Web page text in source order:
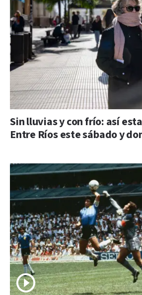
Sin lluvias y con frío: así
Entre Ríos este sábado y